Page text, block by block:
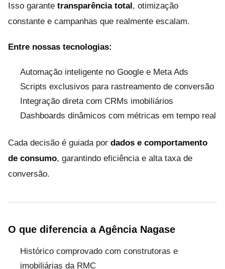
Isso garante transparência total, otimização
constante e campanhas que realmente escalam.
Entre nossas tecnologias:
Automação inteligente no Google e Meta Ads
Scripts exclusivos para rastreamento de conversão
Integração direta com CRMs imobiliários
Dashboards dinâmicos com métricas em tempo real
Cada decisão é guiada por dados e comportamento
de consumo, garantindo eficiência e alta taxa de
conversão.
O que diferencia a Agência Nagase
Histórico comprovado com construtoras e
imobiliárias da RMC